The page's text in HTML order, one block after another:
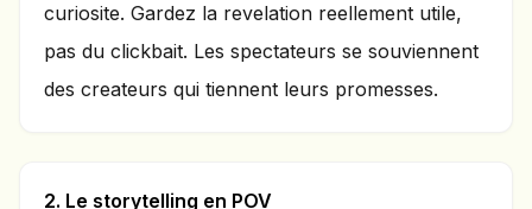
curiosite. Gardez la revelation reellement utile,
pas du clickbait. Les spectateurs se souviennent
des createurs qui tiennent leurs promesses.
2. Le storytelling en POV